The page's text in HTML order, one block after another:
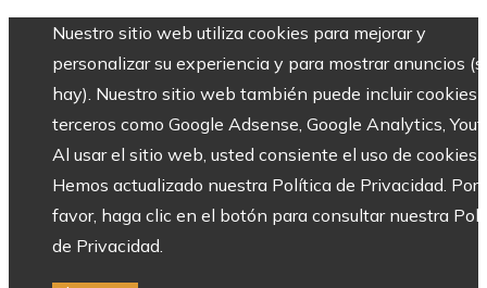
Nuestro sitio web utiliza cookies para mejorar y
personalizar su experiencia y para mostrar anuncios
hay). Nuestro sitio web también puede incluir cookies
terceros como Google Adsense, Google Analytics,
Al usar el sitio web, usted consiente el uso de cookies.
Hemos actualizado nuestra Política de Privacidad. Por
favor, haga clic en el botón para consultar nuestra
de Privacidad.